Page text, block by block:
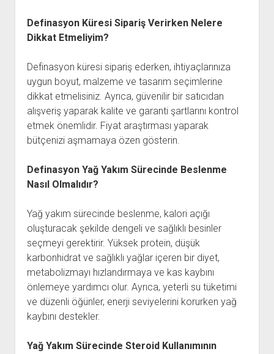
Definasyon Küresi Sipariş Verirken Nelere
Dikkat Etmeliyim?
Definasyon küresi sipariş ederken, ihtiyaçlarınıza
uygun boyut, malzeme ve tasarım seçimlerine
dikkat etmelisiniz. Ayrıca, güvenilir bir satıcıdan
alışveriş yaparak kalite ve garanti şartlarını kontrol
etmek önemlidir. Fiyat araştırması yaparak
bütçenizi aşmamaya özen gösterin.
Definasyon Yağ Yakım Sürecinde Beslenme
Nasıl Olmalıdır?
Yağ yakım sürecinde beslenme, kalori açığı
oluşturacak şekilde dengeli ve sağlıklı besinler
seçmeyi gerektirir. Yüksek protein, düşük
karbonhidrat ve sağlıklı yağlar içeren bir diyet,
metabolizmayı hızlandırmaya ve kas kaybını
önlemeye yardımcı olur. Ayrıca, yeterli su tüketimi
ve düzenli öğünler, enerji seviyelerini korurken yağ
kaybını destekler.
Yağ Yakım Sürecinde Steroid Kullanımının